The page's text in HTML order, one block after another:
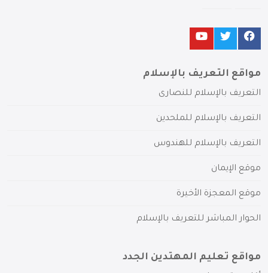
مواقع التعريف بالإسلام
التعريف بالإسلام للنصارى
التعريف بالإسلام للملحدين
التعريف بالإسلام للهندوس
موقع الإيمان
موقع المعجزة الأخيرة
الحوار المباشر للتعريف بالإسلام
مواقع تعليم المهتدين الجدد